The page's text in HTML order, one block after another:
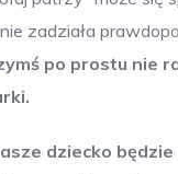
zadziała
po prostu
dziecko